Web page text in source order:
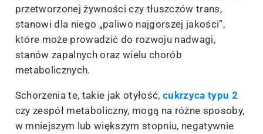
przetworzonej żywności czy tłuszczów trans,
stanowi dla niego „paliwo najgorszej jakości”,
które może prowadzić do rozwoju nadwagi,
stanów zapalnych oraz wielu chorób
metabolicznych.
Schorzenia te, takie jak otyłość,cukrzyca typu 2
czy zespół metaboliczny, mogą na różne sposoby,
w mniejszym lub większym stopniu, negatywnie